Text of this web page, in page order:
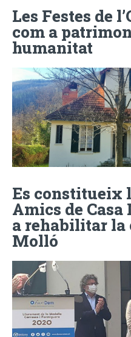
Les Festes de
com a
humanitat
Es constitueix
Amics de
a rehabilitar la
Molló